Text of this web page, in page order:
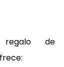
de